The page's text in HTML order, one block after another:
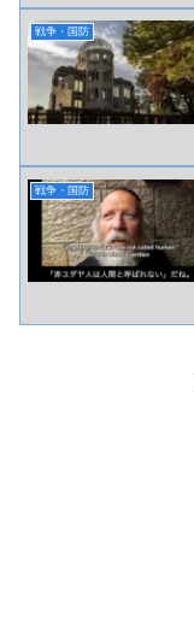
戦争・国防
戦争・国防